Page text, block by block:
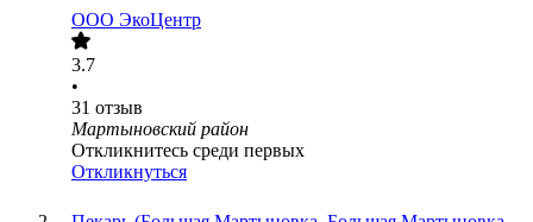
ООО ЭкоЦентр
3.7
•
31 отзыв
Мартыновский район
Откликнитесь среди первых
Откликнуться